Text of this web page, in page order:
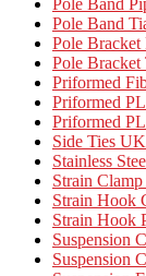
Pole Band
Pole Bracket
Pole
Priformed
Priformed
Priformed
Side Ties
Stainless
Strain
Strain Hook
Strain Hook
Suspension
Suspension